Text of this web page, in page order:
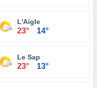
L'Aigle
23° 14°
Le Sap
23° 13°